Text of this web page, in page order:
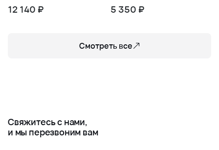
12 140 ₽ 5 350 ₽
Смотреть все
Свяжитесь с нами,
и мы перезвоним вам